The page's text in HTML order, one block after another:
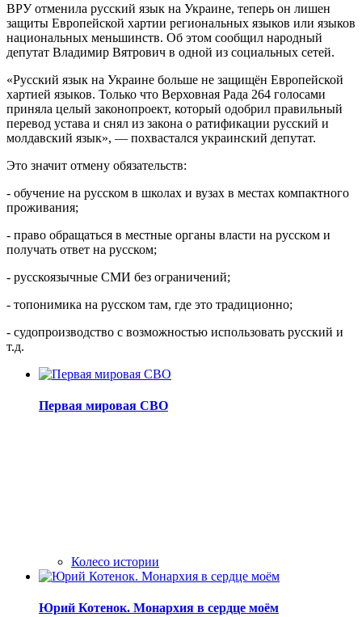
ВРУ отменила русский язык на Украине, теперь он лишен
защиты Европейской хартии региональных языков или языков
национальных меньшинств. Об этом сообщил народный
депутат Владимир Вятрович в одной из социальных сетей.
«Русский язык на Украине больше не защищён Европейской
хартией языков. Только что Верховная Рада 264 голосами
приняла целый законопроект, который одобрил правильный
перевод устава и снял из закона о ратификации русский и
молдавский язык», — похвастался украинский депутат.
Это значит отмену обязательств:
- обучение на русском в школах и вузах в местах компактного
проживания;
- право обращаться в местные органы власти на русском и
получать ответ на русском;
- русскоязычные СМИ без ограничений;
- топонимика на русском там, где это традиционно;
- судопроизводство с возможностью использовать русский и
т.д.
Первая мировая СВО
Колесо истории
Юрий Котенок. Монархия в сердце моём